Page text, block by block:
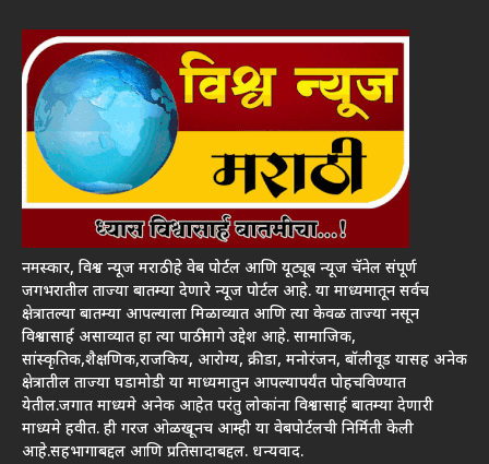
नमस्कार, विश्व न्यूज मराठी हे वेब पोर्टल आणि यूट्यूब न्यूज चॅनेल संपूर्ण
जगभरातील ताज्या बातम्या देणारे न्यूज पोर्टल आहे. या माध्यमातून सर्वच
क्षेत्रातल्या बातम्या आपल्याला मिळाव्यात आणि त्या केवळ ताज्या नसून
विश्वासार्ह असाव्यात हा त्या पाठीमागे उद्देश आहे. सामाजिक,
सांस्कृतिक,शैक्षणिक,राजकिय, आरोग्य, क्रीडा, मनोरंजन, बॉलीवूड यासह अनेक
क्षेत्रातील ताज्या घडामोडी या माध्यमातुन आपल्यापर्यंत पोहचविण्यात
येतील.जगात माध्यमे अनेक आहेत परंतु लोकांना विश्वासार्ह बातम्या देणारी
माध्यमे हवीत. ही गरज ओळखूनच आम्ही या वेबपोर्टलची निर्मिती केली
आहे.सहभागाबद्दल आणि प्रतिसादाबद्दल. धन्यवाद.